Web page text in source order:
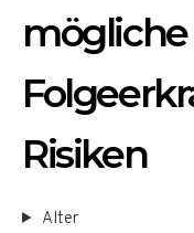
mögliche
Risiken
Alter